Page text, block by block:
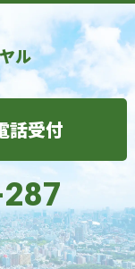
ル
話受付